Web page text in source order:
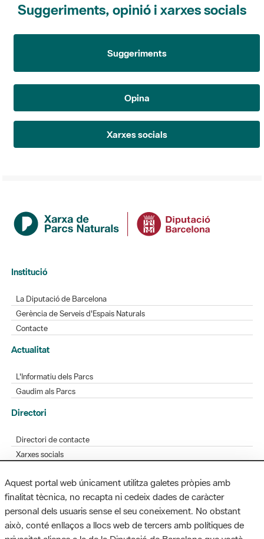
Suggeriments, opinió i xarxes socials
Suggeriments
Opina
Xarxes socials
Institució
La Diputació de Barcelona
Gerència de Serveis d'Espais Naturals
Contacte
Actualitat
L'Informatiu dels Parcs
Gaudim als Parcs
Directori
Directori de contacte
Xarxes socials
Bústia de suggeriments
Opineu sobre els parcs
Aquest portal web únicament utilitza galetes pròpies amb
finalitat tècnica, no recapta ni cedeix dades de caràcter
personal dels usuaris sense el seu coneixement. No obstant
això, conté enllaços a llocs web de tercers amb polítiques de